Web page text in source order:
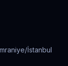
İstanbul